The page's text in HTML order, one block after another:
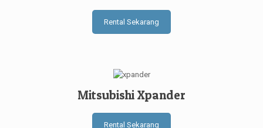
Rental Sekarang
Mitsubishi Xpander
Rental Sekarang